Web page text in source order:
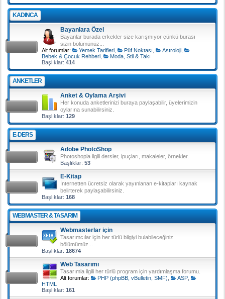
KADINCA
Bayanlara Özel
Bayanlar burada erkekler size karışmıyor çünkü burası
sizin bölümünüz...
Alt forumlar:
Yemek Tarifleri, Püf Noktası Astroloji,
Bebek & Çocuk Rehberi
Moda, Stil & Takı
Başlıklar: 414
ANKETLER
Anket & Oylama Arşivi
Her konuda anketlerinizi buraya paylaşabilir, üyelerimizin
oylarına sunabilirsiniz.
Başlıklar: 129
E-DERS
Adobe PhotoShop
Photoshopla ilgili dersler, ipuçları, makaleler, örnekler.
Başlıklar: 53
E-Kitap
İnternetten ücretsiz olarak yayınlanan e-kitapları kaynak
belirterek paylaşabilirsiniz.
Başlıklar: 168
WEBMASTER & TASARIM
Webmasterlar için
Tasarımcılar için her türlü bilgiyi bulabileceğiniz
bölümümüz...
Başlıklar: 18674
Web Tasarımı
Tasarımla ilgili her türlü program için yardımlaşma forumu.
Alt forumlar:
PHP (phpBB, vBulletin, SMF) ASP,
HTML
Başlıklar: 161